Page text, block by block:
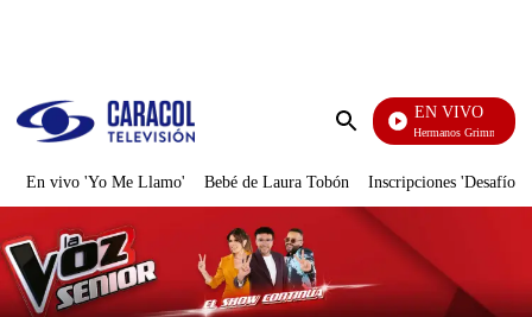
Enviar
EN VIVO
Cuentos De Los Hermanos Grimm
En vivo 'Yo Me Llamo' Bebé de Laura Tobón Inscripciones 'Desafío'